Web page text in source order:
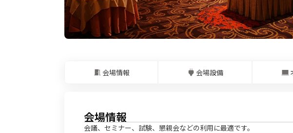
会場情報 会場設備
会場情報
会議、セミナー、試験、懇親会などの利用に最適です。